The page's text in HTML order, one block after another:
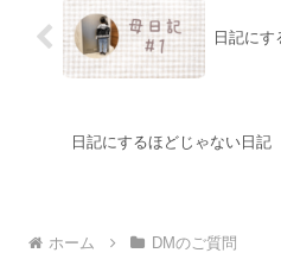
日記に
日記にするほどじゃない日
ホーム DMのご質問